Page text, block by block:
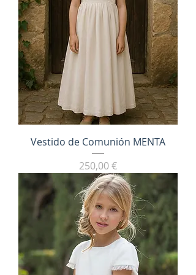
Vestido de Comunión MENTA
Precio
250,00 €